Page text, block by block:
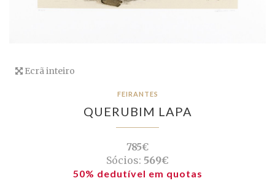
Ecrã inteiro
FEIRANTES
QUERUBIM LAPA
785€
Sócios: 569€
50% dedutível em quotas